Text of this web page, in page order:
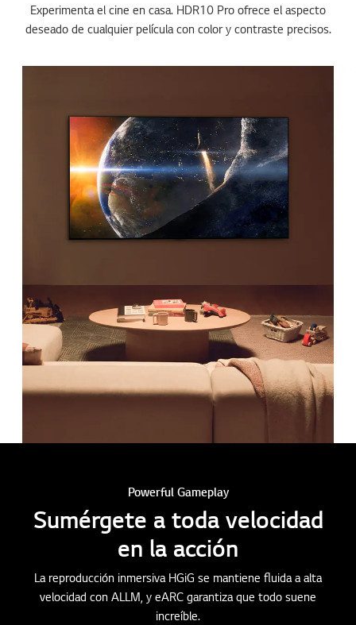
Experimenta el cine en casa. HDR10 Pro ofrece el aspecto
deseado de cualquier película con color y contraste precisos.
Powerful Gameplay
Sumérgete a toda velocidad
en la acción
La reproducción inmersiva HGiG se mantiene fluida a alta
velocidad con ALLM, y eARC garantiza que todo suene
increíble.